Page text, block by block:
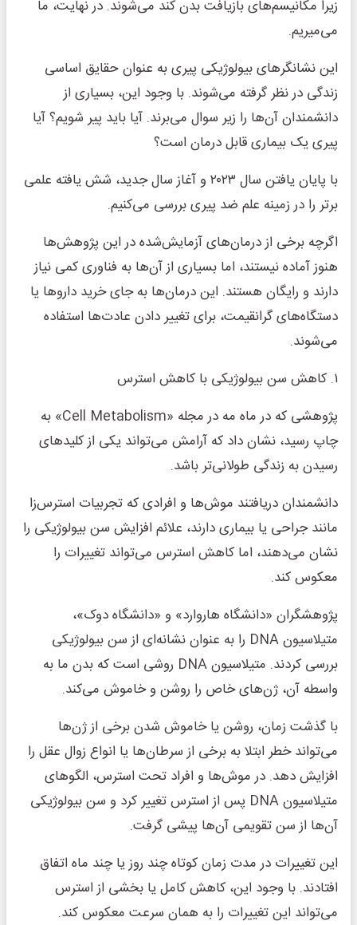
زیرا مکانیسم‌های بازیافت بدن کند می‌شوند. در نهایت، ما
می‌میریم.
این نشانگرهای بیولوژیکی پیری به عنوان حقایق اساسی
زندگی در نظر گرفته می‌شوند. با وجود این، بسیاری از
دانشمندان آن‌ها را زیر سوال می‌برند. آیا باید پیر شویم؟ آیا
پیری یک بیماری قابل درمان است؟
با پایان یافتن سال ۲۰۲۳ و آغاز سال جدید، شش یافته علمی
برتر را در زمینه علم ضد پیری بررسی می‌کنیم.
اگرچه برخی از درمان‌های آزمایش‌شده در این پژوهش‌ها
هنوز آماده نیستند، اما بسیاری از آن‌ها به فناوری کمی نیاز
دارند و رایگان هستند. این درمان‌ها به جای خرید داروها یا
دستگاه‌های گرانقیمت، برای تغییر دادن عادت‌ها استفاده
می‌شوند.
۱. کاهش سن بیولوژیکی با کاهش استرس
پژوهشی که در ماه مه در مجله «Cell Metabolism» به
چاپ رسید، نشان داد که آرامش می‌تواند یکی از کلیدهای
رسیدن به زندگی طولانی‌تر باشد.
دانشمندان دریافتند موش‌ها و افرادی که تجربیات استرس‌زا
مانند جراحی یا بیماری دارند، علائم افزایش سن بیولوژیکی را
نشان می‌دهند، اما کاهش استرس می‌تواند تغییرات را
معکوس کند.
پژوهشگران «دانشگاه هاروارد» و «دانشگاه دوک»،
متیلاسیون DNA را به عنوان نشانه‌ای از سن بیولوژیکی
بررسی کردند. متیلاسیون DNA روشی است که بدن ما به
واسطه آن، ژن‌های خاص را روشن و خاموش می‌کند.
با گذشت زمان، روشن یا خاموش شدن برخی از ژن‌ها
می‌تواند خطر ابتلا به برخی از سرطان‌ها یا انواع زوال عقل را
افزایش دهد. در موش‌ها و افراد تحت استرس، الگوهای
متیلاسیون DNA پس از استرس تغییر کرد و سن بیولوژیکی
آن‌ها از سن تقویمی آن‌ها پیشی گرفت.
این تغییرات در مدت زمان کوتاه چند روز یا چند ماه اتفاق
افتادند. با وجود این، کاهش کامل یا بخشی از استرس
می‌تواند این تغییرات را به همان سرعت معکوس کند.